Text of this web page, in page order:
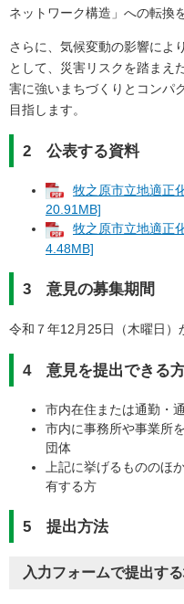
ネットワーク構造」への転換
さらに、気候変動の影響によ
として、災害リスクを踏まえ
害に強いまちづくりとコンパ
目指します。
2 公表する資料
牧之原市立地適正
20.91MB]
牧之原市立地適正
4.48MB]
3 意見の募集期間
令和７年12月25日（木曜日
4 意見を提出できる
市内在住または通勤・
市内に事務所や事業所
団体
上記に挙げるもののほ
有する方
5 提出方法
入力フォームで提出す